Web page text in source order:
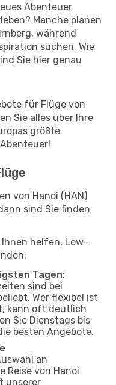
Abenteuer
Manche planen
während
suchen. Wie
Sie hier genau
für Flüge von
Sie alles über Ihre
größte
von Hanoi (HAN)
sind Sie finden
helfen, Low-
Tagen:
sind bei
Wer flexibel ist
kann oft deutlich
Sie Dienstags bis
besten Angebote.
an
Reise von Hanoi
unserer